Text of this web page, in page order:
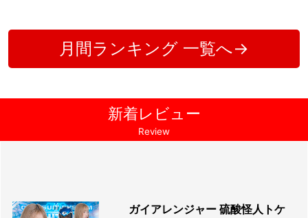
月間ランキング 一覧へ→
新着レビュー
Review
ガイアレンジャー 硫酸怪人トケ